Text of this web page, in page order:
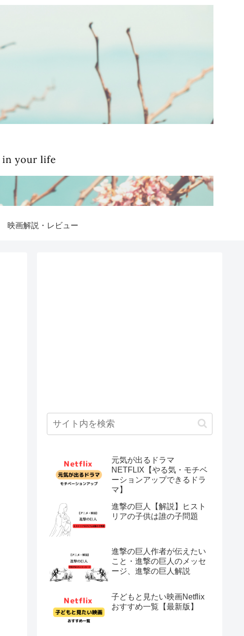
映画解説・レビュー
元気が出るドラマ
NETFLIX【やる気・モチベ
ーションアップできるドラ
マ】
進撃の巨人【解説】ヒスト
リアの子供は誰の子問題
進撃の巨人作者が伝えたい
こと・進撃の巨人のメッセ
ージ、進撃の巨人解説
子どもと見たい映画Netflix
おすすめ一覧【最新版】